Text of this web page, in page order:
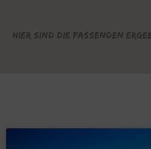
Hier sind die passenden